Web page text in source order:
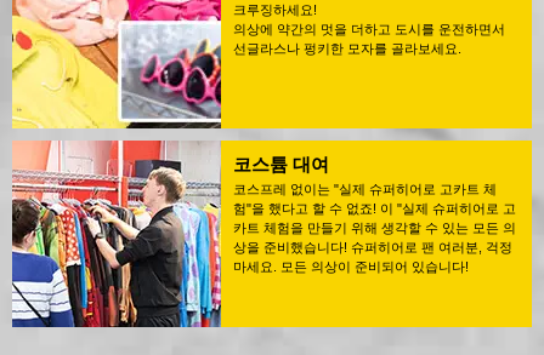
크루징하세요!
의상에 약간의 멋을 더하고 도시를 운전하면서
선글라스나 펑키한 모자를 골라보세요.
코스튬 대여
코스프레 없이는 "실제 슈퍼히어로 고카트 체
험"을 했다고 할 수 없죠! 이 "실제 슈퍼히어로 고
카트 체험을 만들기 위해 생각할 수 있는 모든 의
상을 준비했습니다! 슈퍼히어로 팬 여러분, 걱정
마세요. 모든 의상이 준비되어 있습니다!